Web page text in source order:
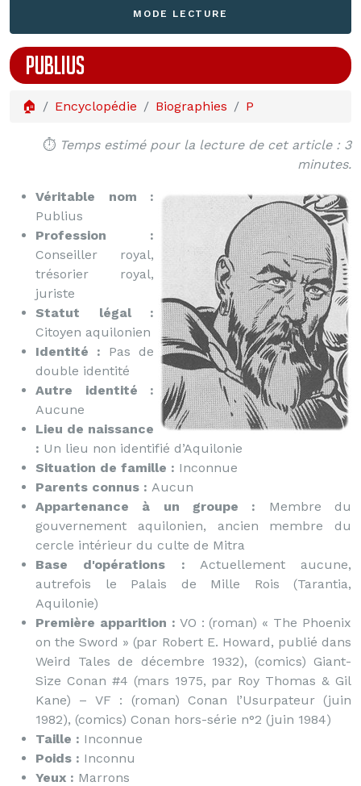
MODE LECTURE
PUBLIUS
🏠 Encyclopédie Biographies P
⏱️ Temps estimé pour la lecture de cet article : 3
minutes.
Véritable nom :
Publius
Profession :
Conseiller royal,
trésorier royal,
juriste
Statut légal :
Citoyen aquilonien
Identité : Pas de
double identité
Autre identité :
Aucune
Lieu de naissance
: Un lieu non identifié d’Aquilonie
Situation de famille : Inconnue
Parents connus : Aucun
Appartenance à un groupe : Membre du
gouvernement aquilonien, ancien membre du
cercle intérieur du culte de Mitra
Base d'opérations : Actuellement aucune,
autrefois le Palais de Mille Rois (Tarantia,
Aquilonie)
Première apparition : VO : (roman) « The Phoenix
on the Sword » (par Robert E. Howard, publié dans
Weird Tales de décembre 1932), (comics) Giant-
Size Conan #4 (mars 1975, par Roy Thomas & Gil
Kane) – VF : (roman) Conan l’Usurpateur (juin
1982), (comics) Conan hors-série n°2 (juin 1984)
Taille : Inconnue
Poids : Inconnu
Yeux : Marrons